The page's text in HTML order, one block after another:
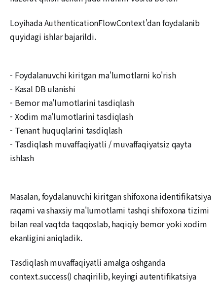
Loyihada AuthenticationFlowContext'dan foydalanib
quyidagi ishlar bajarildi.
- Foydalanuvchi kiritgan ma'lumotlarni ko'rish
- Kasal DB ulanishi
- Bemor ma'lumotlarini tasdiqlash
- Xodim ma'lumotlarini tasdiqlash
- Tenant huquqlarini tasdiqlash
- Tasdiqlash muvaffaqiyatli / muvaffaqiyatsiz qayta
ishlash
Masalan, foydalanuvchi kiritgan shifoxona identifikatsiya
raqami va shaxsiy ma'lumotlarni tashqi shifoxona tizimi
bilan real vaqtda taqqoslab, haqiqiy bemor yoki xodim
ekanligini aniqladik.
Tasdiqlash muvaffaqiyatli amalga oshganda
context.success() chaqirilib, keyingi autentifikatsiya